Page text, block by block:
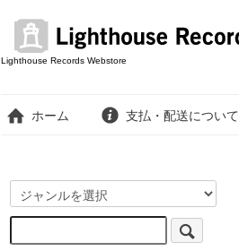
Lighthouse Records Webstore
ホーム 支払・配送について